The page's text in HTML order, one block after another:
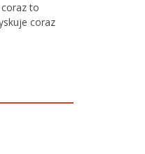
to
coraz